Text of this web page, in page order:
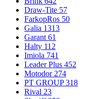
Draw-Tite 57
FarkopRos 50
Galia 1313
Garant 61
Halty 112
Imiola 741
Leader Plus 452
Motodor 274
PT GROUP 318
Rival 23